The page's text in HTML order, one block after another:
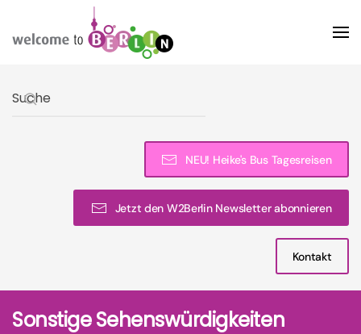
Skip to main content
NEU! Heike's Bus Tagesreisen
Jetzt den W2Berlin Newsletter abonnieren
Kontakt
Sonstige Sehenswürdigkeiten